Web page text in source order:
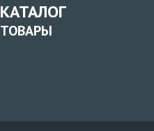
КАТАЛОГ
ТОВАРЫ